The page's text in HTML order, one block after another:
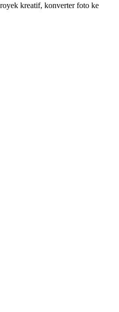
kreatif, konverter foto ke